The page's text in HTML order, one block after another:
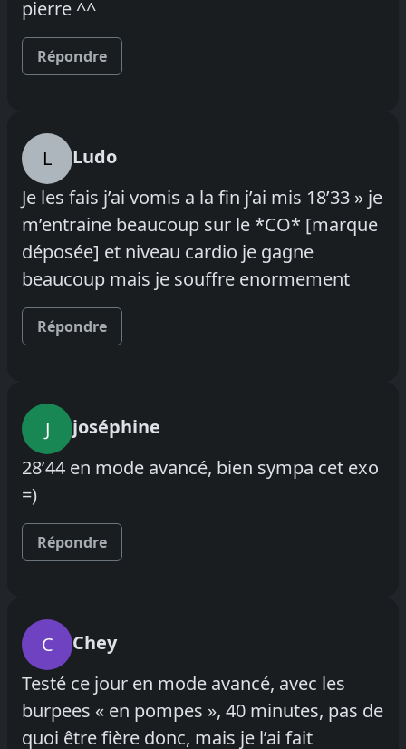
pierre ^^
Répondre
L
Ludo
Je les fais j’ai vomis a la fin j’ai mis 18’33 » je
m’entraine beaucoup sur le *CO* [marque
déposée] et niveau cardio je gagne
beaucoup mais je souffre enormement
Répondre
J
joséphine
28’44 en mode avancé, bien sympa cet exo
=)
Répondre
C
Chey
Testé ce jour en mode avancé, avec les
burpees « en pompes », 40 minutes, pas de
quoi être fière donc, mais je l’ai fait